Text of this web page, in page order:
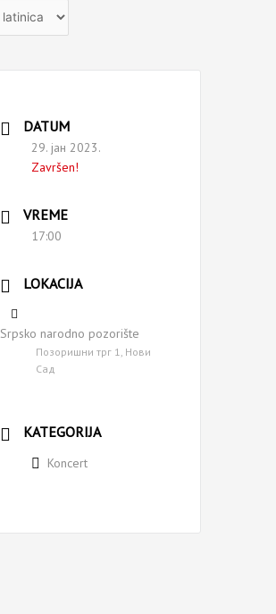
DATUM
29. јан 2023.
Završen!
VREME
17:00
LOKACIJA
Srpsko narodno pozorište
Позоришни трг 1, Нови
Сад
KATEGORIJA
Koncert